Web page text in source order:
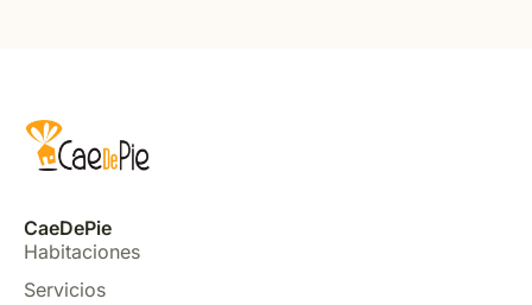
CaeDePie
Habitaciones
Servicios